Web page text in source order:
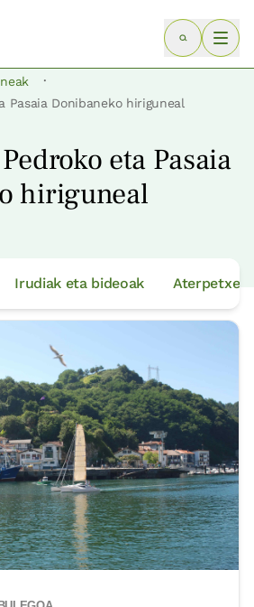
·
Pasaia Donibaneko hiriguneal
eta Pasaia
hiriguneal
Irudiak eta bideoak